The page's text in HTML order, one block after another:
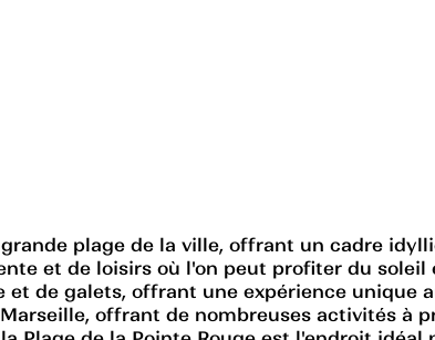
plage de la ville, offrant un cadre
et de loisirs où l'on peut profiter du
de galets, offrant une expérience unique
offrant de nombreuses activités à